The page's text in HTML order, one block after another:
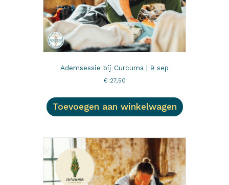
Ademsessie bij Curcuma | 9 sep
€ 27,50
Toevoegen aan winkelwagen